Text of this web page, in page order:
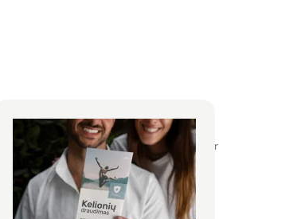
Individualaus dydžio skrajutės
Sprendimas nestandartiniams poreikiams ir
formatams.
Profesionali failų patikra įskaičiuota.
100 vnt. be PVM nuo € 15,60